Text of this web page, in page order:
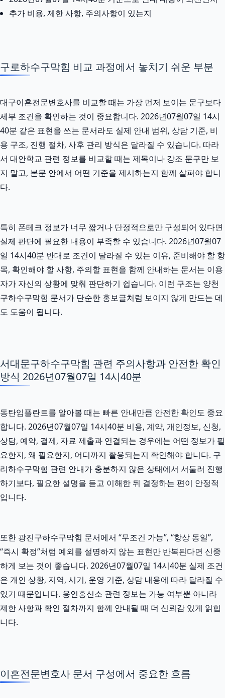
추가 비용, 제한 사항, 주의사항이 있는지
구로하수구막힘 비교 과정에서 놓치기 쉬운 부분
대구이혼전문변호사를 비교할 때는 가장 먼저 보이는 문구보다
세부 조건을 확인하는 것이 중요합니다. 2026년07월07일 14시
40분 같은 표현을 쓰는 문서라도 실제 안내 범위, 상담 기준, 비
용 구조, 진행 절차, 사후 관리 방식은 달라질 수 있습니다. 따라
서 대안학교 관련 정보를 비교할 때는 제목이나 강조 문구만 보
지 말고, 본문 안에서 어떤 기준을 제시하는지 함께 살펴야 합니
다.
특히 폰테크 정보가 너무 짧거나 단정적으로만 구성되어 있다면
실제 판단에 필요한 내용이 부족할 수 있습니다. 2026년07월07
일 14시40분 반대로 조건이 달라질 수 있는 이유, 준비해야 할 항
목, 확인해야 할 사항, 주의할 표현을 함께 안내하는 문서는 이용
자가 자신의 상황에 맞춰 판단하기 쉽습니다. 이런 구조는 양천
구하수구막힘 문서가 단순한 홍보글처럼 보이지 않게 만드는 데
도 도움이 됩니다.
서대문구하수구막힘 관련 주의사항과 안전한 확인
방식 2026년07월07일 14시40분
동탄임플란트를 알아볼 때는 빠른 안내만큼 안전한 확인도 중요
합니다. 2026년07월07일 14시40분 비용, 계약, 개인정보, 신청,
상담, 예약, 결제, 자료 제출과 연결되는 경우에는 어떤 정보가 필
요한지, 왜 필요한지, 어디까지 활용되는지 확인해야 합니다. 구
리하수구막힘 관련 안내가 충분하지 않은 상태에서 서둘러 진행
하기보다, 필요한 설명을 듣고 이해한 뒤 결정하는 편이 안정적
입니다.
또한 광진구하수구막힘 문서에서 “무조건 가능”, “항상 동일”,
“즉시 확정”처럼 예외를 설명하지 않는 표현만 반복된다면 신중
하게 보는 것이 좋습니다. 2026년07월07일 14시40분 실제 조건
은 개인 상황, 지역, 시기, 운영 기준, 상담 내용에 따라 달라질 수
있기 때문입니다. 용인흥신소 관련 정보는 가능 여부뿐 아니라
제한 사항과 확인 절차까지 함께 안내될 때 더 신뢰감 있게 읽힙
니다.
이혼전문변호사 문서 구성에서 중요한 흐름